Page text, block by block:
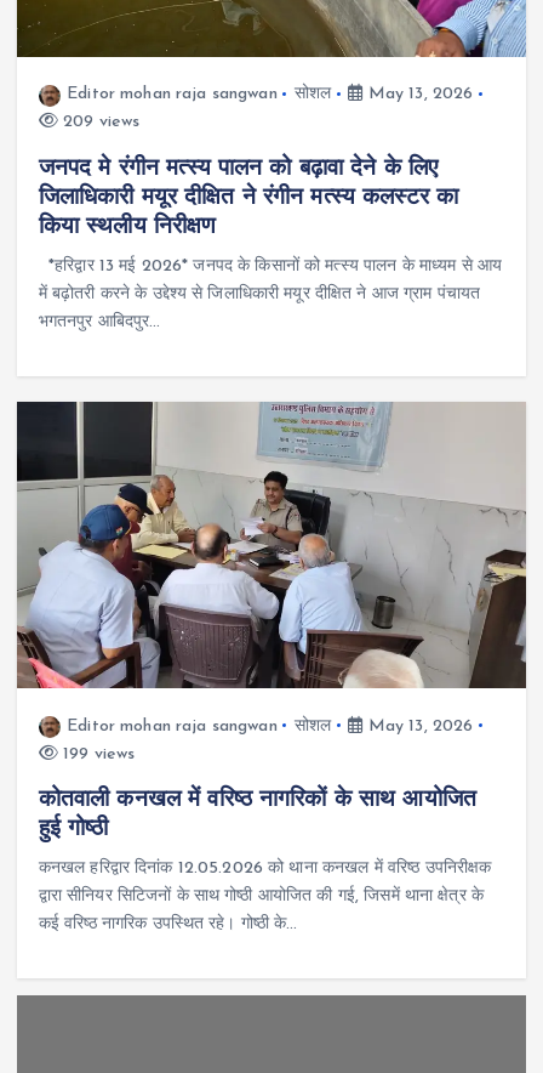
Editor mohan raja sangwan सोशल
May 13, 2026
209 views
जनपद मे रंगीन मत्स्य पालन को बढ़ावा देने के लिए
जिलाधिकारी मयूर दीक्षित ने रंगीन मत्स्य कलस्टर का
किया स्थलीय निरीक्षण
*हरिद्वार 13 मई 2026* जनपद के किसानों को मत्स्य पालन के माध्यम से आय
में बढ़ोतरी करने के उद्देश्य से जिलाधिकारी मयूर दीक्षित ने आज ग्राम पंचायत
भगतनपुर आबिदपुर…
Editor mohan raja sangwan सोशल
May 13, 2026
199 views
कोतवाली कनखल में वरिष्ठ नागरिकों के साथ आयोजित
हुई गोष्ठी
कनखल हरिद्वार दिनांक 12.05.2026 को थाना कनखल में वरिष्ठ उपनिरीक्षक
द्वारा सीनियर सिटिजनों के साथ गोष्ठी आयोजित की गई, जिसमें थाना क्षेत्र के
कई वरिष्ठ नागरिक उपस्थित रहे। गोष्ठी के…